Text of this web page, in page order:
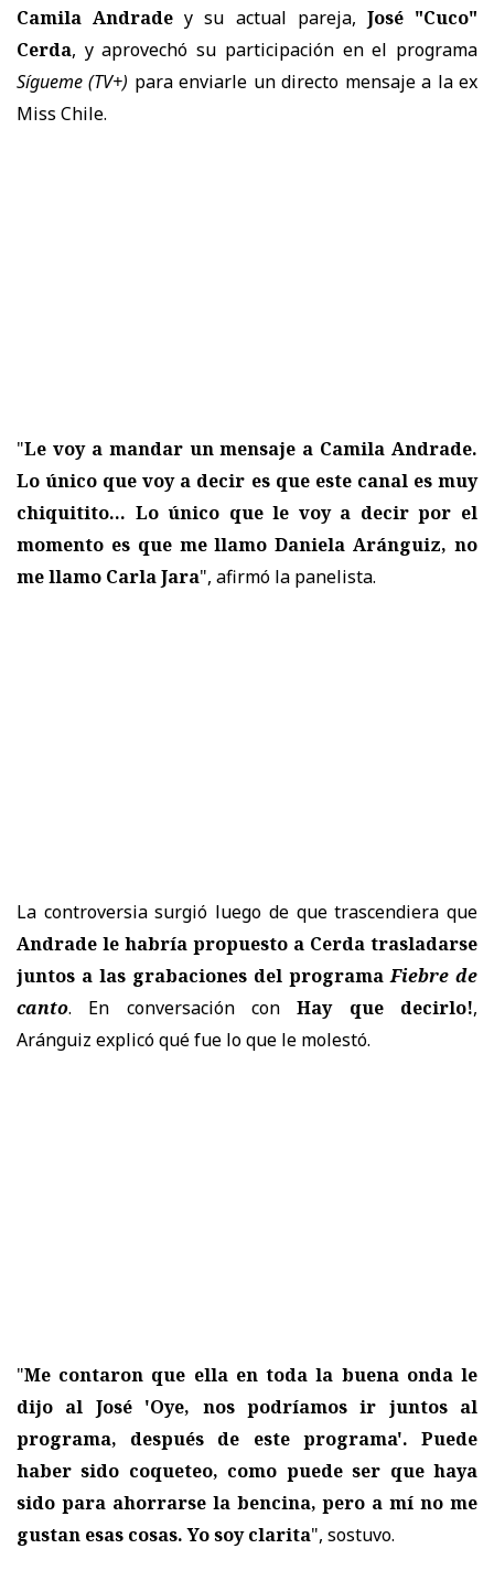
Camila Andrade y su actual pareja, José "Cuco"
Cerda, y aprovechó su participación en el programa
Sígueme (TV+) para enviarle un directo mensaje a la ex
Miss Chile.
"Le voy a mandar un mensaje a Camila Andrade.
Lo único que voy a decir es que este canal es muy
chiquitito... Lo único que le voy a decir por el
momento es que me llamo Daniela Aránguiz, no
me llamo Carla Jara", afirmó la panelista.
La controversia surgió luego de que trascendiera que
Andrade le habría propuesto a Cerda trasladarse
juntos a las grabaciones del programaFiebre de
canto. En conversación conHay que decirlo!,
Aránguiz explicó qué fue lo que le molestó.
"Me contaron que ella en toda la buena onda le
dijo al José 'Oye, nos podríamos ir juntos al
programa, después de este programa'. Puede
haber sido coqueteo, como puede ser que haya
sido para ahorrarse la bencina, pero a mí no me
gustan esas cosas. Yo soy clarita", sostuvo.